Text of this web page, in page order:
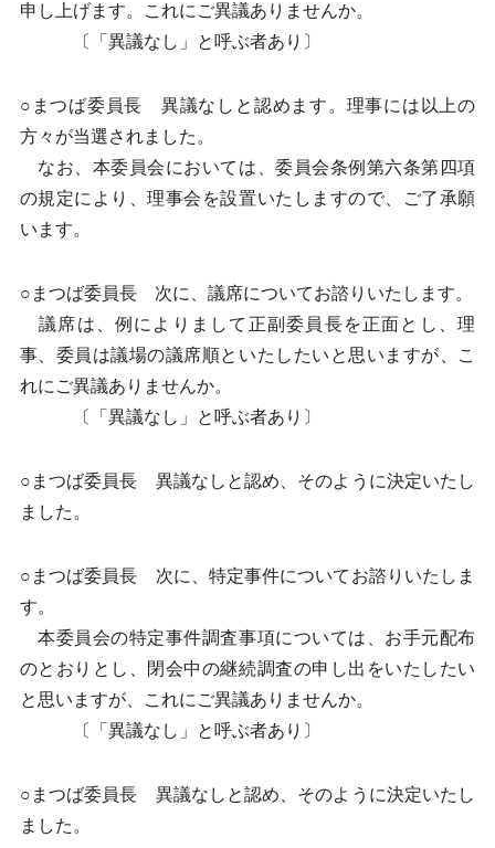
申し上げます。これにご異議ありませんか。
〔「異議なし」と呼ぶ者あり〕
○まつば委員長 異議なしと認めます。理事には以上の
方々が当選されました。
なお、本委員会においては、委員会条例第六条第四項
の規定により、理事会を設置いたしますので、ご了承願
います。
○まつば委員長 次に、議席についてお諮りいたします。
議席は、例によりまして正副委員長を正面とし、理
事、委員は議場の議席順といたしたいと思いますが、こ
れにご異議ありませんか。
〔「異議なし」と呼ぶ者あり〕
○まつば委員長 異議なしと認め、そのように決定いたし
ました。
○まつば委員長 次に、特定事件についてお諮りいたしま
す。
本委員会の特定事件調査事項については、お手元配布
のとおりとし、閉会中の継続調査の申し出をいたしたい
と思いますが、これにご異議ありませんか。
〔「異議なし」と呼ぶ者あり〕
○まつば委員長 異議なしと認め、そのように決定いたし
ました。